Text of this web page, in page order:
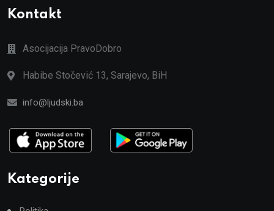
Kontakt
Asocijacija PravoDobro
Habibe Stočević 13, Sarajevo, BiH
info@ljudski.ba
Kategorije